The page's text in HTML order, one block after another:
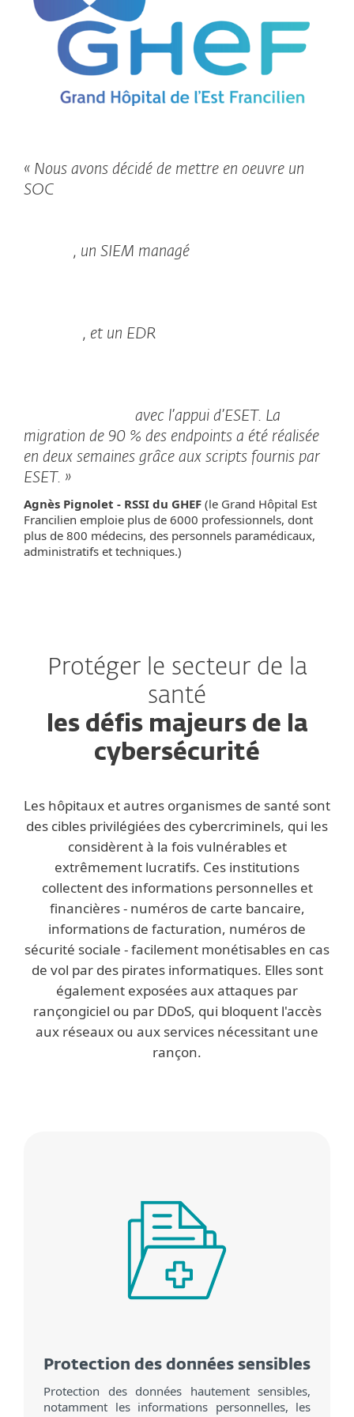
« Nous avons décidé de mettre en oeuvre un
SOC
, un SIEM managé
, et un EDR
avec l’appui d’ESET. La
migration de 90 % des endpoints a été réalisée
en deux semaines grâce aux scripts fournis par
ESET. »
Agnès Pignolet - RSSI du GHEF (le Grand Hôpital Est
Francilien emploie plus de 6000 professionnels, dont
plus de 800 médecins, des personnels paramédicaux,
administratifs et techniques.)
Protéger le secteur de la
santé
les défis majeurs de la
cybersécurité
Les hôpitaux et autres organismes de santé sont
des cibles privilégiées des cybercriminels, qui les
considèrent à la fois vulnérables et
extrêmement lucratifs. Ces institutions
collectent des informations personnelles et
financières - numéros de carte bancaire,
informations de facturation, numéros de
sécurité sociale - facilement monétisables en cas
de vol par des pirates informatiques. Elles sont
également exposées aux attaques par
rançongiciel ou par DDoS, qui bloquent l'accès
aux réseaux ou aux services nécessitant une
rançon.
Protection des données sensibles
Protection des données hautement sensibles,
notamment les informations personnelles, les